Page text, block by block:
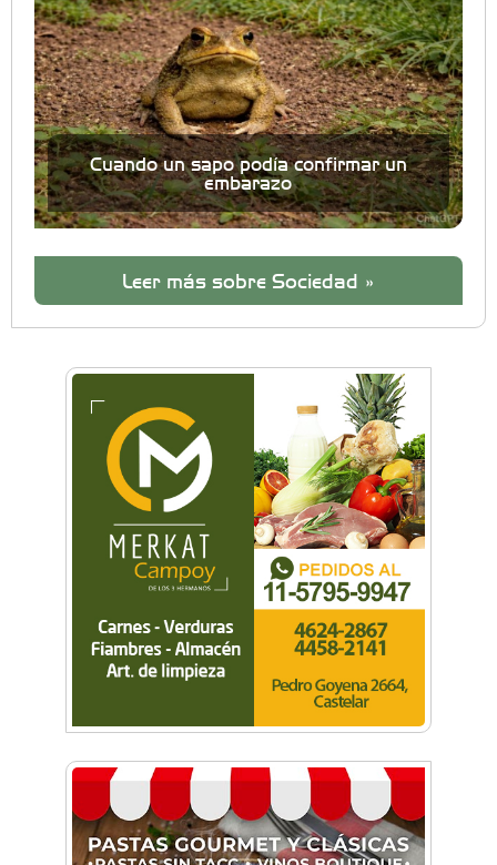
Cuando un sapo podía confirmar un
embarazo
Leer más sobre Sociedad »